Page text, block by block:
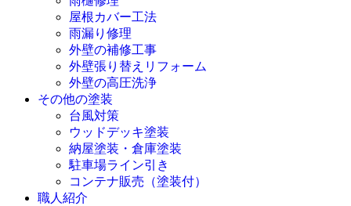
屋根カバー工法
雨漏り修理
外壁の補修工事
外壁張り替えリフォーム
外壁の高圧洗浄
その他の塗装
台風対策
ウッドデッキ塗装
納屋塗装・倉庫塗装
駐車場ライン引き
コンテナ販売（塗装付）
職人紹介